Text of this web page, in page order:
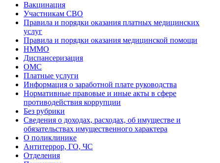
Вакцинация
Участникам СВО
Правила и порядки оказания платных медицинских
услуг
Правила и порядки оказания медицинской помощи
НММО
Диспансеризация
ОМС
Платные услуги
Информация о заработной плате руководства
Нормативные правовые и иные акты в сфере
противодействия коррупции
Без рубрики
Сведения о доходах, расходах, об имуществе и
обязательствах имущественного характера
О поликлинике
Антитеррор, ГО, ЧС
Отделения